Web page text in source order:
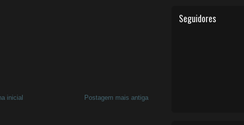
Postagem mais antiga
inicial
Seguidores